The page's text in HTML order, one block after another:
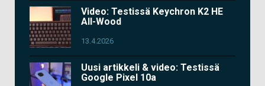
Video: Testissä Keychron K2 HE
All-Wood
13.4.2026
Uusi artikkeli & video: Testissä
Google Pixel 10a